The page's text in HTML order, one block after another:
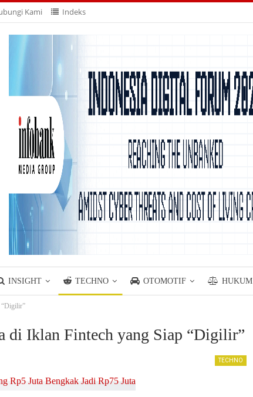
Kami Indeks
INSIGHT TECHNO OTOMOTIF HUKUM
“Digilir”
di Iklan Fintech yang Siap “Digilir”
TECHNO